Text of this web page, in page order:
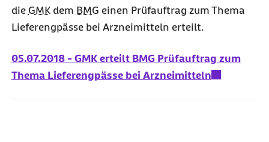
die GMKdem BMG einen Prüfauftrag zum Thema
Lieferengpässe bei Arzneimitteln erteilt.
05.07.2018 - GMK erteilt BMG Prüfauftrag zum
Thema Lieferengpässe bei Arzneimitteln